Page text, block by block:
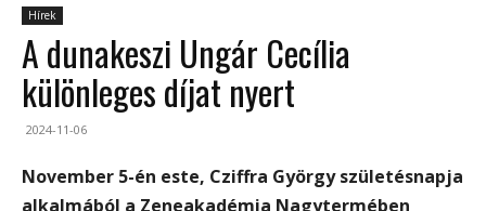
Hírek
A dunakeszi Ungár Cecília
különleges díjat nyert
2024-11-06
November 5-én este, Cziffra György születésnapja
alkalmából a Zeneakadémia Nagytermében